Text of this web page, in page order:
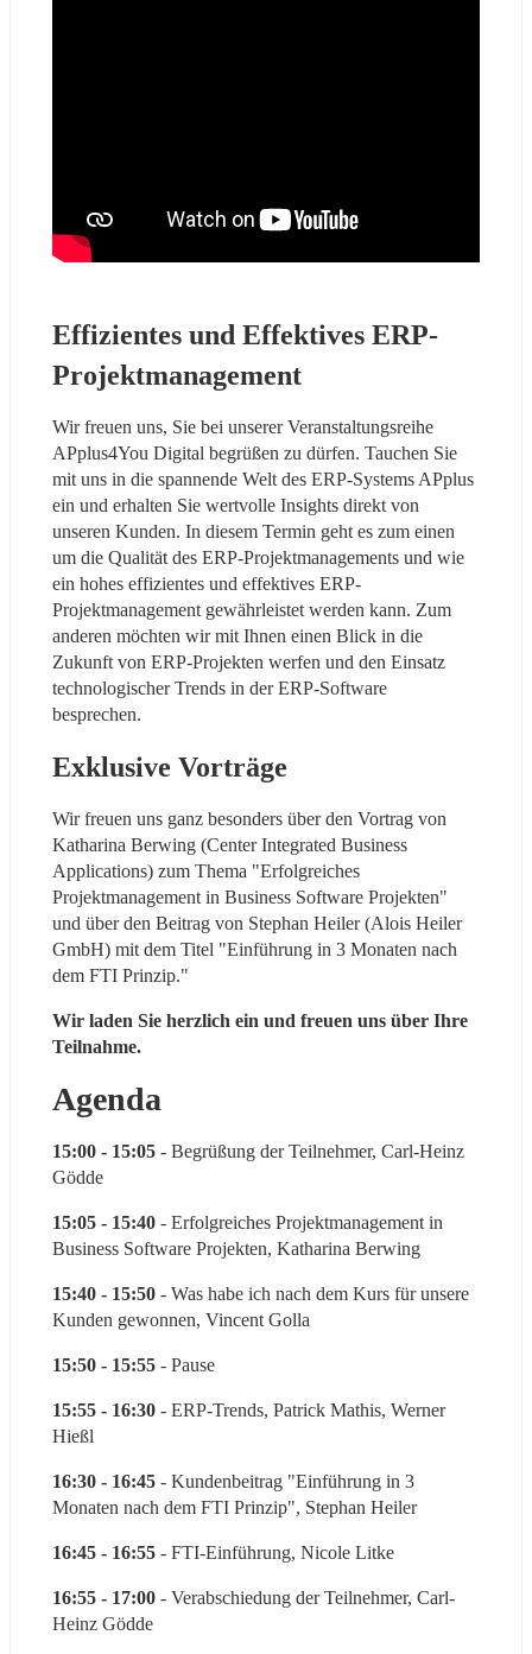
Effizientes und Effektives ERP-
Projektmanagement
Wir freuen uns, Sie bei unserer Veranstaltungsreihe
APplus4You Digital begrüßen zu dürfen. Tauchen Sie
mit uns in die spannende Welt des ERP-Systems APplus
ein und erhalten Sie wertvolle Insights direkt von
unseren Kunden. In diesem Termin geht es zum einen
um die Qualität des ERP-Projektmanagements und wie
ein hohes effizientes und effektives ERP-
Projektmanagement gewährleistet werden kann. Zum
anderen möchten wir mit Ihnen einen Blick in die
Zukunft von ERP-Projekten werfen und den Einsatz
technologischer Trends in der ERP-Software
besprechen.
Exklusive Vorträge
Wir freuen uns ganz besonders über den Vortrag von
Katharina Berwing (Center Integrated Business
Applications) zum Thema "Erfolgreiches
Projektmanagement in Business Software Projekten"
und über den Beitrag von Stephan Heiler (Alois Heiler
GmbH) mit dem Titel "Einführung in 3 Monaten nach
dem FTI Prinzip."
Wir laden Sie herzlich ein und freuen uns über Ihre
Teilnahme.
Agenda
15:00 - 15:05 - Begrüßung der Teilnehmer, Carl-Heinz
Gödde
15:05 - 15:40 - Erfolgreiches Projektmanagement in
Business Software Projekten, Katharina Berwing
15:40 - 15:50 - Was habe ich nach dem Kurs für unsere
Kunden gewonnen, Vincent Golla
15:50 - 15:55 - Pause
15:55 - 16:30 - ERP-Trends, Patrick Mathis, Werner
Hießl
16:30 - 16:45 - Kundenbeitrag "Einführung in 3
Monaten nach dem FTI Prinzip", Stephan Heiler
16:45 - 16:55 - FTI-Einführung, Nicole Litke
16:55 - 17:00 - Verabschiedung der Teilnehmer, Carl-
Heinz Gödde